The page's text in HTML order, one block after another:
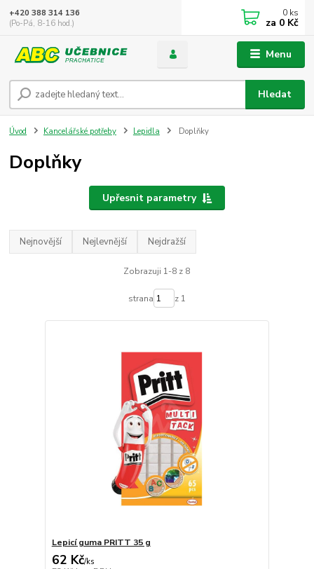
Menu
Hledat
+420 388 314 136
(Po-Pá, 8-16 hod.)
0 ks
za 0 Kč
Úvod Kancelářské potřeby Lepidla Doplňky
Doplňky
Upřesnit parametry
Nejnovější Nejlevnější Nejdražší
Zobrazuji 1-8 z 8
strana z 1
Lepicí guma PRITT 35 g
62 Kč/ks